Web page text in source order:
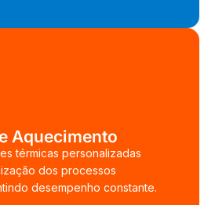
Aquecimento
térmicas personalizadas
dos processos
desempenho constante.